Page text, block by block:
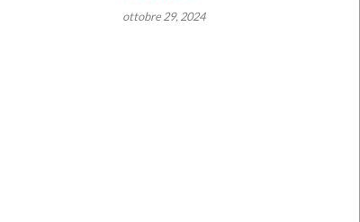
ottobre 29, 2024